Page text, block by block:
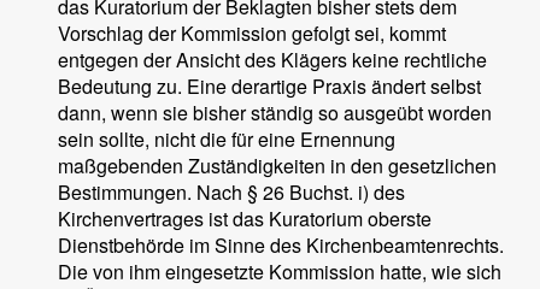
das Kuratorium der Beklagten bisher stets dem
Vorschlag der Kommission gefolgt sei, kommt
entgegen der Ansicht des Klägers keine rechtliche
Bedeutung zu. Eine derartige Praxis ändert selbst
dann, wenn sie bisher ständig so ausgeübt worden
sein sollte, nicht die für eine Ernennung
maßgebenden Zuständigkeiten in den gesetzlichen
Bestimmungen. Nach § 26 Buchst. i) des
Kirchenvertrages ist das Kuratorium oberste
Dienstbehörde im Sinne des Kirchenbeamtenrechts.
Die von ihm eingesetzte Kommission hatte, wie sich